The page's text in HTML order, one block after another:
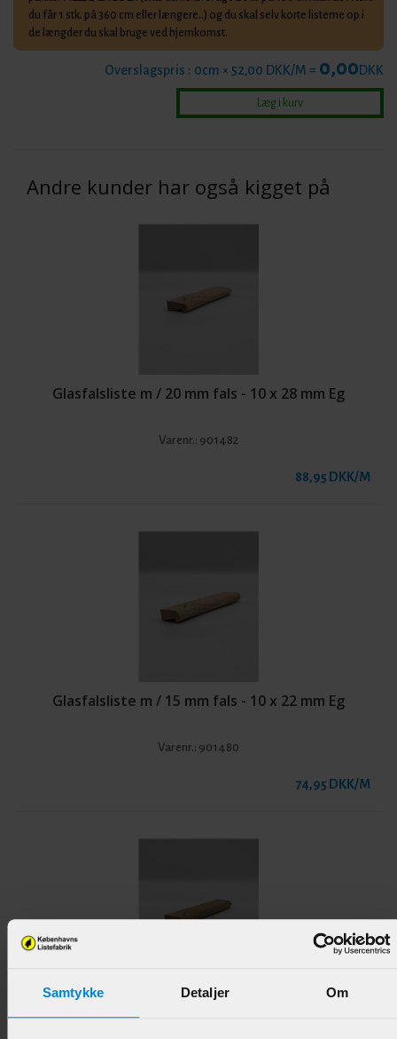
Samtykke Detaljer Om
du får 1 stk. på 360 cm eller længere..) og du skal selv korte listerne op i
de længder du skal bruge ved hjemkomst.
Overslagspris : 0cm × 52,00 DKK/M = 0,00DKK
Andre kunder har også kigget på
Glasfalsliste m / 20 mm fals - 10 x 28 mm Eg
Varenr.: 901482
88,95 DKK/M
Glasfalsliste m / 15 mm fals - 10 x 22 mm Eg
Varenr.: 901480
74,95 DKK/M